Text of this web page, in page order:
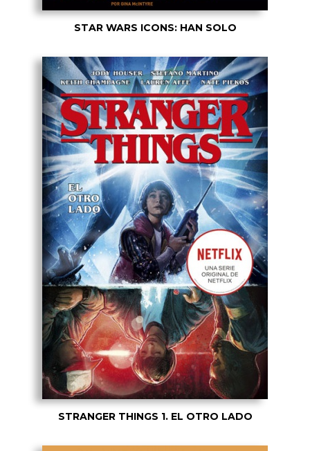
STAR WARS ICONS: HAN SOLO
STRANGER THINGS 1. EL OTRO LADO